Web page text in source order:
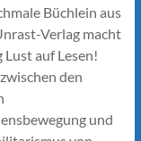
Büchlein aus
Verlag macht
Lust auf Lesen!
den
und